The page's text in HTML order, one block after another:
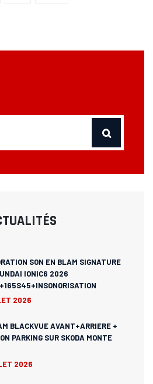
SON EN BLAM SIGNATURE
IONIC6 2026
2026
BLACKVUE AVANT+ARRIERE +
PARKING SUR SKODA MONTE
2026